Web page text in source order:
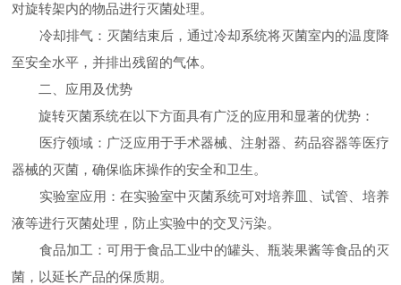
对旋转架内的物品进行灭菌处理。
冷却排气：灭菌结束后，通过冷却系统将灭菌室内的温度降
至安全水平，并排出残留的气体。
二、应用及优势
旋转灭菌系统在以下方面具有广泛的应用和显著的优势：
医疗领域：广泛应用于手术器械、注射器、药品容器等医疗
器械的灭菌，确保临床操作的安全和卫生。
实验室应用：在实验室中灭菌系统可对培养皿、试管、培养
液等进行灭菌处理，防止实验中的交叉污染。
食品加工：可用于食品工业中的罐头、瓶装果酱等食品的灭
菌，以延长产品的保质期。